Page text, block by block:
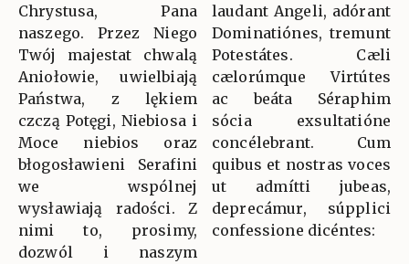
Chrystusa, Pana
naszego. Przez Niego
Twój majestat chwalą
Aniołowie, uwielbiają
Państwa, z lękiem
czczą Potęgi, Niebiosa i
Moce niebios oraz
błogosławieni Serafini
we wspólnej
wysławiają radości. Z
nimi to, prosimy,
dozwól i naszym
laudant Angeli, adórant
Dominatiónes, tremunt
Potestátes. Cæli
cælorúmque Virtútes
ac beáta Séraphim
sócia exsultatióne
concélebrant. Cum
quibus et nostras voces
ut admítti jubeas,
deprecámur, súpplici
confessione dicéntes: